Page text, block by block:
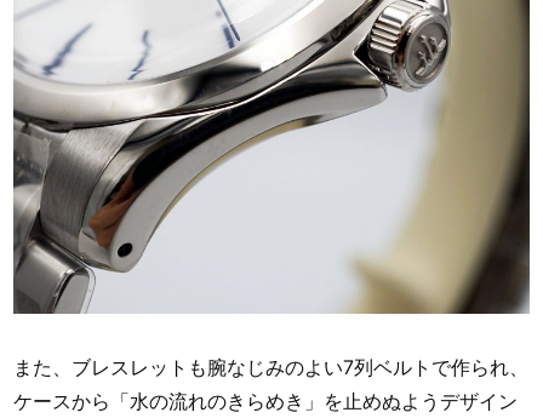
また、ブレスレットも腕なじみのよい7列ベルトで作られ、
ケースから「水の流れのきらめき」を止めぬようデザイン